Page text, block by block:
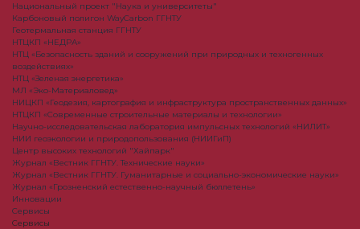
Национальный проект "Наука и университеты"
Карбоновый полигон WayCarbon ГГНТУ
Геотермальная станция ГГНТУ
НТЦКП «НЕДРА»
НТЦ «Безопасность зданий и сооружений при природных и техногенных
воздействиях»
НТЦ «Зеленая энергетика»
МЛ «Эко-Материаловед»
НИЦКП «Геодезия, картография и инфраструктура пространственных данных»
НТЦКП «Современные строительные материалы и технологии»
Научно-исследовательская лаборатория импульсных технологий «НИЛИТ»
НИИ геоэкологии и природопользования (НИИГиП)
Центр высоких технологий "Хайпарк"
Журнал «Вестник ГГНТУ. Технические науки»
Журнал «Вестник ГГНТУ. Гуманитарные и социально-экономические науки»
Журнал «Грозненский естественно-научный бюллетень»
Инновации
Сервисы
Сервисы